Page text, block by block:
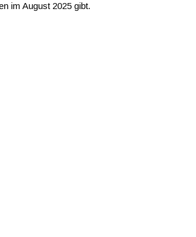
im August 2025 gibt.